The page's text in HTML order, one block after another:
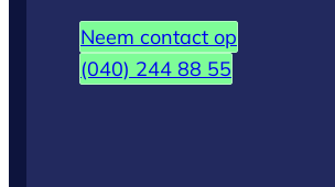
Neem contact op
(040) 244 88 55